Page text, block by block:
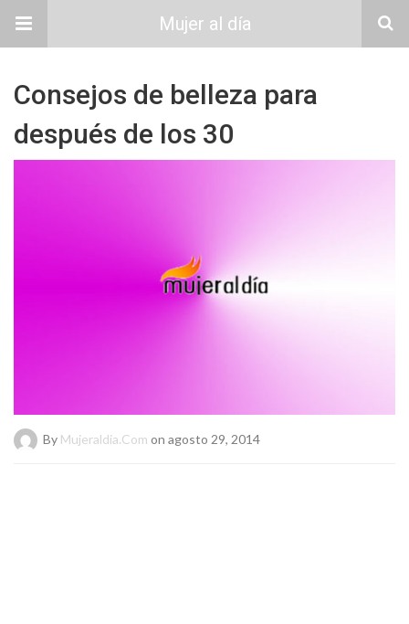
Mujer al día
Consejos de belleza para
después de los 30
By Mujeraldia.com on agosto 29, 2014